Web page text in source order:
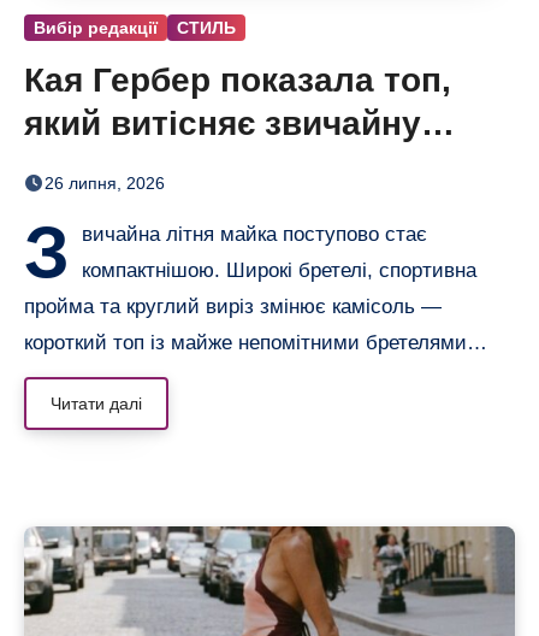
Вибір редакції СТИЛЬ
Кая Гербер показала топ,
який витісняє звичайну
майку: повернулися тонкі
26 липня, 2026
З
вичайна літня майка поступово стає
компактнішою. Широкі бретелі, спортивна
пройма та круглий виріз змінює камісоль —
короткий топ із майже непомітними бретелями…
Читати далі